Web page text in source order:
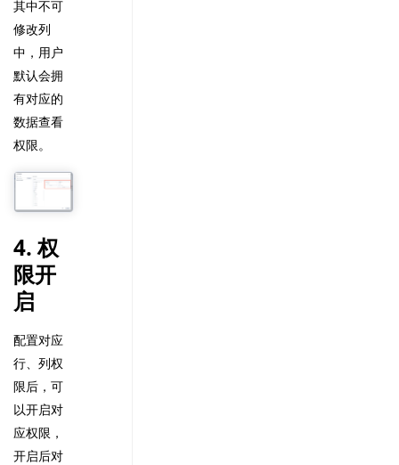
其中不可
修改列
中，用户
默认会拥
有对应的
数据查看
权限。
4. 权
限开
启
配置对应
行、列权
限后，可
以开启对
应权限，
开启后对